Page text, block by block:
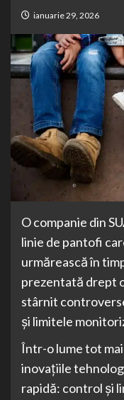
ianuarie 29, 2026
O companie din
linie de pantofi
urmărească în
prezentată drept
stârnit
și limitele
Într-o lume tot
inovațiile
rapidă: control și